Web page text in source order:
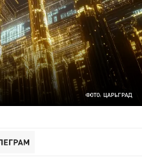
ФОТО: ЦАРЬГРАД